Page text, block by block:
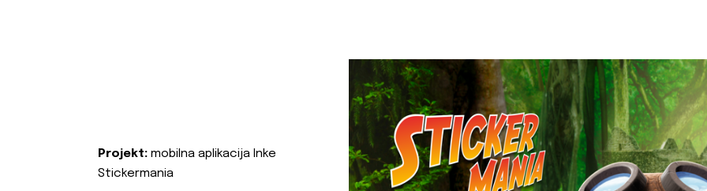
Projekt: mobilna aplikacija Inke
Stickermania